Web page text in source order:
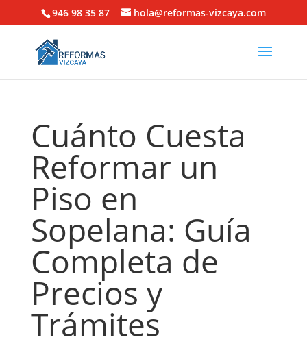
946 98 35 87 hola@reformas-vizcaya.com
Cuánto Cuesta
Reformar un
Piso en
Sopelana: Guía
Completa de
Precios y
Trámites